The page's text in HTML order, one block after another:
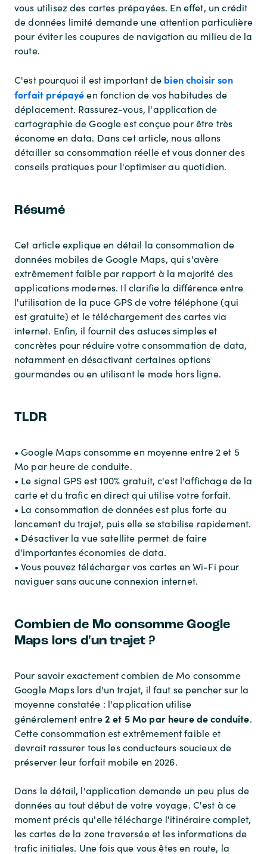
vous utilisez des cartes prépayées. En effet, un crédit
de données limité demande une attention particulière
pour éviter les coupures de navigation au milieu de la
route.
C'est pourquoi il est important de bien choisir son
forfait prépayéen fonction de vos habitudes de
déplacement. Rassurez-vous, l'application de
cartographie de Google est conçue pour être très
économe en data. Dans cet article, nous allons
détailler sa consommation réelle et vous donner des
conseils pratiques pour l'optimiser au quotidien.
Résumé
Cet article explique en détail la consommation de
données mobiles de Google Maps, qui s'avère
extrêmement faible par rapport à la majorité des
applications modernes. Il clarifie la différence entre
l'utilisation de la puce GPS de votre téléphone (qui
est gratuite) et le téléchargement des cartes via
internet. Enfin, il fournit des astuces simples et
concrètes pour réduire votre consommation de data,
notamment en désactivant certaines options
gourmandes ou en utilisant le mode hors ligne.
TLDR
• Google Maps consomme en moyenne entre 2 et 5
Mo par heure de conduite.
• Le signal GPS est 100% gratuit, c'est l'affichage de la
carte et du trafic en direct qui utilise votre forfait.
• La consommation de données est plus forte au
lancement du trajet, puis elle se stabilise rapidement.
• Désactiver la vue satellite permet de faire
d'importantes économies de data.
• Vous pouvez télécharger vos cartes en Wi-Fi pour
naviguer sans aucune connexion internet.
Combien de Mo consomme Google
Maps lors d'un trajet ?
Pour savoir exactement combien de Mo consomme
Google Maps lors d'un trajet, il faut se pencher sur la
moyenne constatée : l'application utilise
généralement entre2 et 5 Mo par heure de conduite.
Cette consommation est extrêmement faible et
devrait rassurer tous les conducteurs soucieux de
préserver leur forfait mobile en 2026.
Dans le détail, l'application demande un peu plus de
données au tout début de votre voyage. C'est à ce
moment précis qu'elle télécharge l'itinéraire complet,
les cartes de la zone traversée et les informations de
trafic initiales. Une fois que vous êtes en route, la